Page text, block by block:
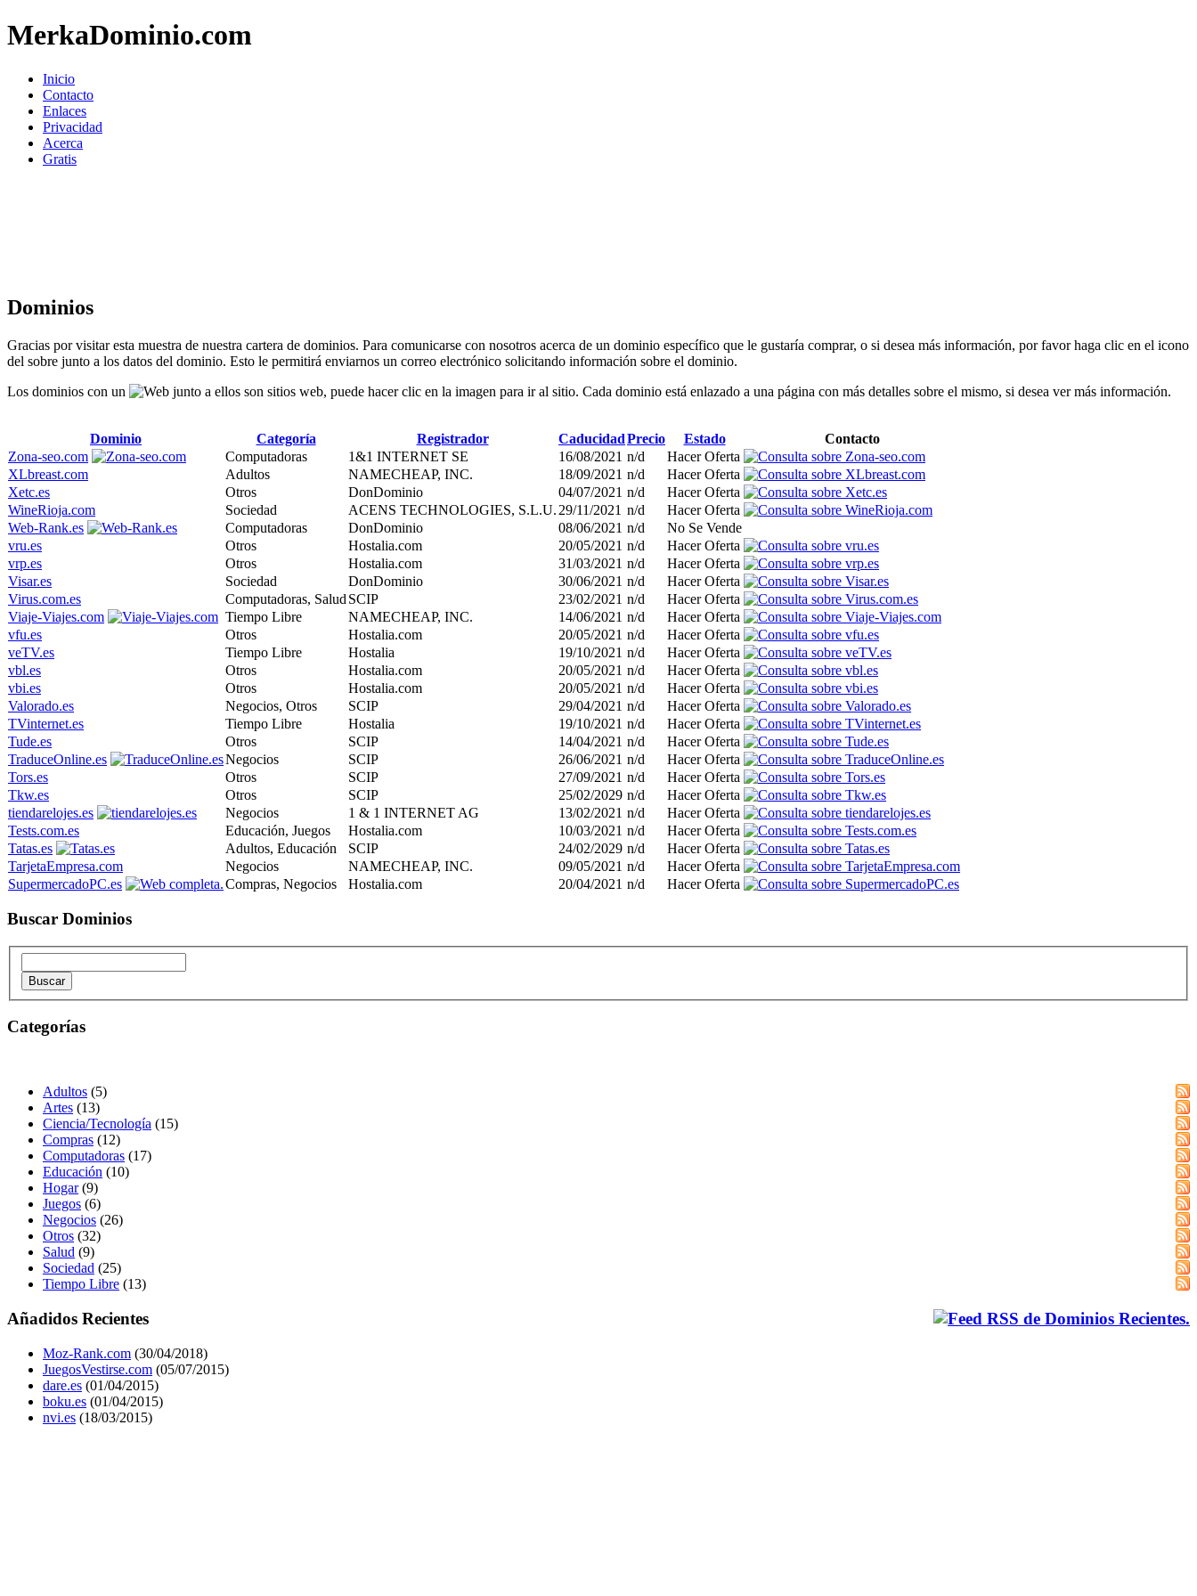
MerkaDominio.com
Inicio
Contacto
Enlaces
Privacidad
Acerca
Gratis
Dominios
Gracias por visitar esta muestra de nuestra cartera de dominios. Para comunicarse con nosotros acerca de un dominio específico que le gustaría comprar, o si desea más información, por favor haga clic en el icono
del sobre junto a los datos del dominio. Esto le permitirá enviarnos un correo electrónico solicitando información sobre el dominio.
Los dominios con un
junto a ellos son sitios web, puede hacer clic en la imagen para ir al sitio. Cada dominio está enlazado a una página con más detalles sobre el mismo, si desea ver más información.
Dominio Categoría Registrador CaducidadPrecio Estado
Contacto
Zona-seo.com
Computadoras 1&1 INTERNET SE 16/08/2021 n/d
Hacer Oferta
XLbreast.com
Adultos NAMECHEAP, INC. 18/09/2021 n/d
Hacer Oferta
Xetc.es
Otros DonDominio 04/07/2021 n/d
Hacer Oferta
WineRioja.com
Sociedad ACENS TECHNOLOGIES, S.L.U. 29/11/2021 n/d
Hacer Oferta
Web-Rank.es
Computadoras DonDominio 08/06/2021 n/d
No Se Vende
vru.es
Otros Hostalia.com 20/05/2021 n/d
Hacer Oferta
vrp.es
Otros Hostalia.com 31/03/2021 n/d
Hacer Oferta
Visar.es
Sociedad DonDominio 30/06/2021 n/d
Hacer Oferta
Virus.com.es
Computadoras, Salud SCIP 23/02/2021 n/d
Hacer Oferta
Viaje-Viajes.com
Tiempo Libre NAMECHEAP, INC. 14/06/2021 n/d
Hacer Oferta
vfu.es
Otros Hostalia.com 20/05/2021 n/d
Hacer Oferta
veTV.es
Tiempo Libre Hostalia 19/10/2021 n/d
Hacer Oferta
vbl.es
Otros Hostalia.com 20/05/2021 n/d
Hacer Oferta
vbi.es
Otros Hostalia.com 20/05/2021 n/d
Hacer Oferta
Valorado.es
Negocios, Otros SCIP 29/04/2021 n/d
Hacer Oferta
TVinternet.es
Tiempo Libre Hostalia 19/10/2021 n/d
Hacer Oferta
Tude.es
Otros SCIP 14/04/2021 n/d
Hacer Oferta
TraduceOnline.es
Negocios SCIP 26/06/2021 n/d
Hacer Oferta
Tors.es
Otros SCIP 27/09/2021 n/d
Hacer Oferta
Tkw.es
Otros SCIP 25/02/2029 n/d
Hacer Oferta
tiendarelojes.es
Negocios 1 & 1 INTERNET AG 13/02/2021 n/d
Hacer Oferta
Tests.com.es
Educación, Juegos Hostalia.com 10/03/2021 n/d
Hacer Oferta
Tatas.es
Adultos, Educación SCIP 24/02/2029 n/d
Hacer Oferta
TarjetaEmpresa.com
Negocios NAMECHEAP, INC. 09/05/2021 n/d
Hacer Oferta
SupermercadoPC.es
Compras, Negocios Hostalia.com 20/04/2021 n/d Hacer Oferta
Buscar Dominios
Categorías
Adultos (5)
Artes (13)
Ciencia/Tecnología (15)
Compras (12)
Computadoras (17)
Educación (10)
Hogar(9)
Juegos (6)
Negocios (26)
Otros (32)
Salud (9)
Sociedad (25)
Tiempo Libre (13)
Añadidos Recientes
Moz-Rank.com (30/04/2018)
JuegosVestirse.com (05/07/2015)
dare.es (01/04/2015)
boku.es (01/04/2015)
nvi.es (18/03/2015)